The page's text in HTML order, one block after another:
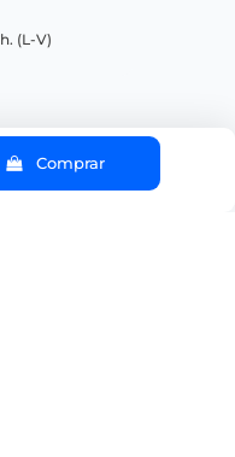
Comprar
(L-V)
Aviso legal y